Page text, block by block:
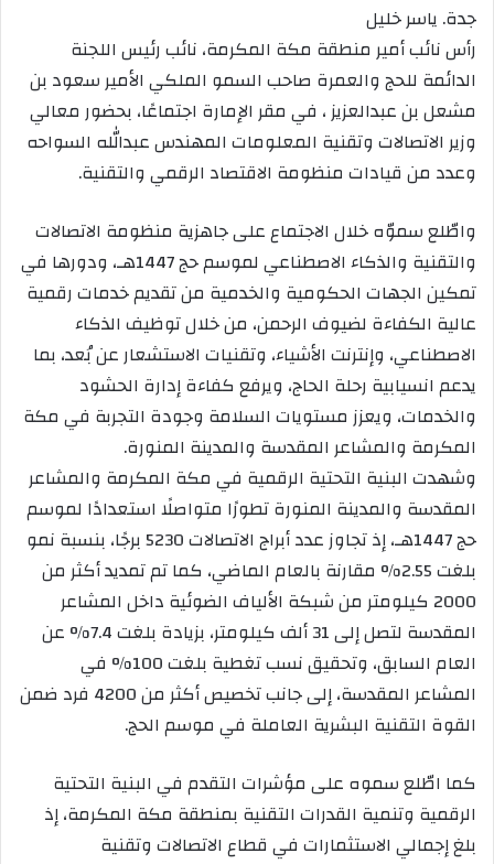
جدة. ياسر خليل
رأس نائب أمير منطقة مكة المكرمة، نائب رئيس اللجنة
الدائمة للحج والعمرة صاحب السمو الملكي الأمير سعود بن
مشعل بن عبدالعزيز ، في مقر الإمارة اجتماعًا، بحضور معالي
وزير الاتصالات وتقنية المعلومات المهندس عبدالله السواحه
وعدد من قيادات منظومة الاقتصاد الرقمي والتقنية.
واطّلع سموّه خلال الاجتماع على جاهزية منظومة الاتصالات
والتقنية والذكاء الاصطناعي لموسم حج 1447هـ، ودورها في
تمكين الجهات الحكومية والخدمية من تقديم خدمات رقمية
عالية الكفاءة لضيوف الرحمن، من خلال توظيف الذكاء
الاصطناعي، وإنترنت الأشياء، وتقنيات الاستشعار عن بُعد، بما
يدعم انسيابية رحلة الحاج، ويرفع كفاءة إدارة الحشود
والخدمات، ويعزز مستويات السلامة وجودة التجربة في مكة
المكرمة والمشاعر المقدسة والمدينة المنورة.
وشهدت البنية التحتية الرقمية في مكة المكرمة والمشاعر
المقدسة والمدينة المنورة تطورًا متواصلًا استعدادًا لموسم
حج 1447هـ، إذ تجاوز عدد أبراج الاتصالات 5230 برجًا، بنسبة نمو
بلغت 2.55% مقارنة بالعام الماضي، كما تم تمديد أكثر من
2000 كيلومتر من شبكة الألياف الضوئية داخل المشاعر
المقدسة لتصل إلى 31 ألف كيلومتر، بزيادة بلغت 7.4% عن
العام السابق، وتحقيق نسب تغطية بلغت 100% في
المشاعر المقدسة، إلى جانب تخصيص أكثر من 4200 فرد ضمن
القوة التقنية البشرية العاملة في موسم الحج.
كما اطّلع سموه على مؤشرات التقدم في البنية التحتية
الرقمية وتنمية القدرات التقنية بمنطقة مكة المكرمة، إذ
بلغ إجمالي الاستثمارات في قطاع الاتصالات وتقنية